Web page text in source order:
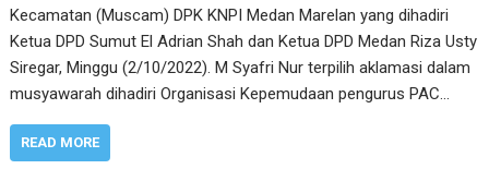
Kecamatan (Muscam) DPK KNPI Medan Marelan yang dihadiri
Ketua DPD Sumut El Adrian Shah dan Ketua DPD Medan Riza Usty
Siregar, Minggu (2/10/2022). M Syafri Nur terpilih aklamasi dalam
musyawarah dihadiri Organisasi Kepemudaan pengurus PAC…
READ MORE